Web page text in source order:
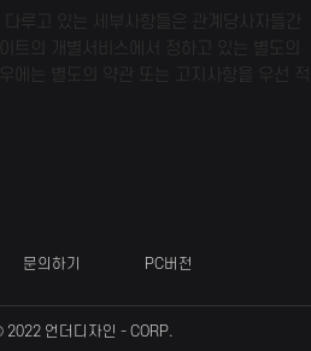
루고 있는 세부사항들은 관계당사자들간
트의 개별서비스에서 정하고 있는 별도의
에는 별도의 약관 또는 고지사항을 우선 적
문의하기 PC버전
2022 언더디자인 - CORP.